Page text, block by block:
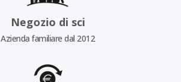
Negozio di sci
Azienda familiare dal 2012